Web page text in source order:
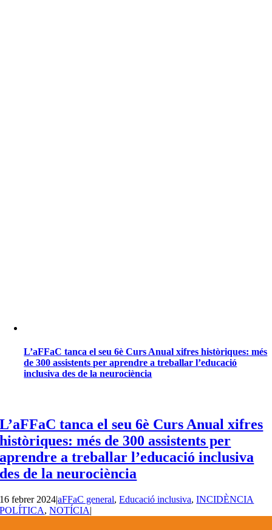
L’aFFaC tanca el seu 6è Curs Anual xifres històriques: més
de 300 assistents per aprendre a treballar l’educació
inclusiva des de la neurociència
L’aFFaC tanca el seu 6è Curs Anual xifres
històriques: més de 300 assistents per
aprendre a treballar l’educació inclusiva
des de la neurociència
16 febrer 2024|aFFaC general,Educació inclusiva,INCIDÈNCIA
POLÍTICA,NOTÍCIA|